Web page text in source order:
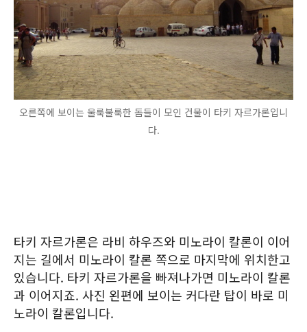
오른쪽에 보이는 울룩불룩한 돔들이 모인 건물이 타키 자르가론입니
다.
타키 자르가론은 라비 하우즈와 미노라이 칼론이 이어
지는 길에서 미노라이 칼론 쪽으로 마지막에 위치한고
있습니다. 타키 자르가론을 빠져나가면 미노라이 칼론
과 이어지죠. 사진 왼편에 보이는 커다란 탑이 바로 미
노라이 칼론입니다.